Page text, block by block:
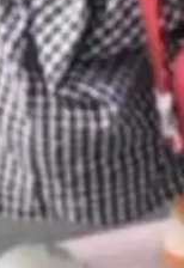
...
持
关
治
开
同
轮
全
工
载
万
的